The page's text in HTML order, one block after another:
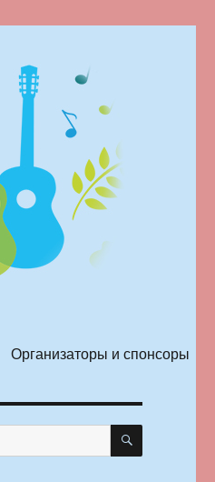
Организаторы и спонсоры
ПОИСК